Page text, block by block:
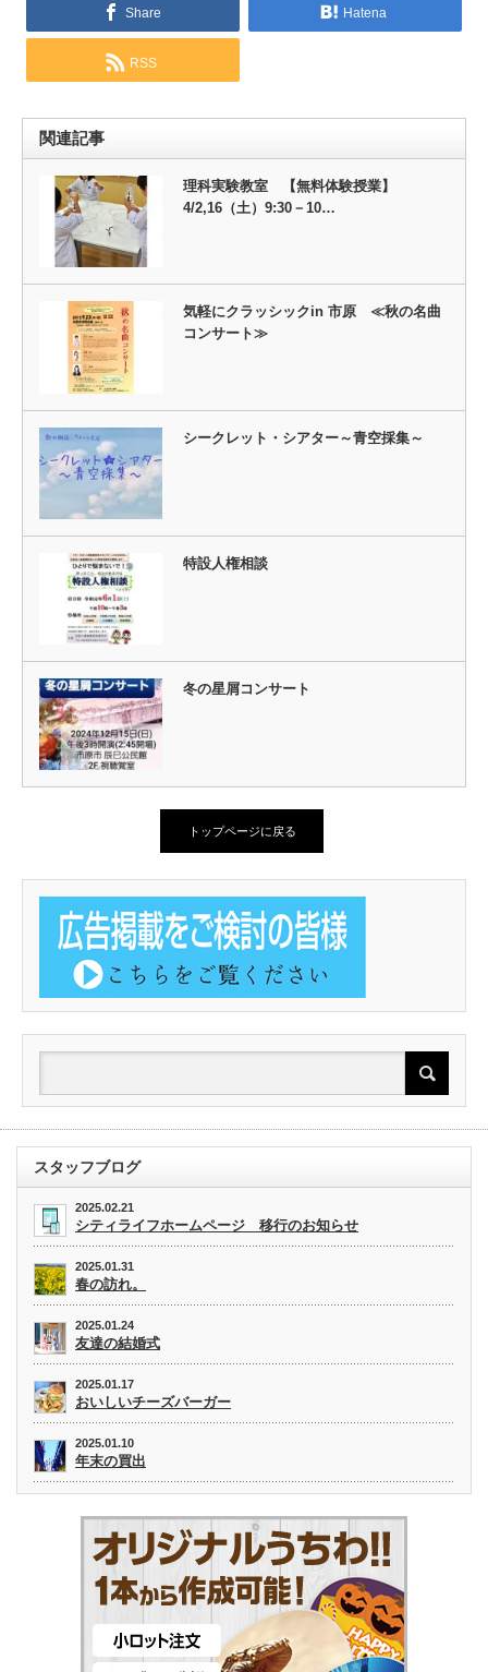
Share Hatena
RSS
関連記事
理科実験教室 【無料体験授業】
4/2,16（土）9:30－10…
気軽にクラッシックin 市原 ≪秋の名曲
コンサート≫
シークレット・シアター～青空採集～
特設人権相談
冬の星屑コンサート
トップページに戻る
スタッフブログ
2025.02.21
シティライフホームページ 移行のお知らせ
2025.01.31
春の訪れ。
2025.01.24
友達の結婚式
2025.01.17
おいしいチーズバーガー
2025.01.10
年末の買出